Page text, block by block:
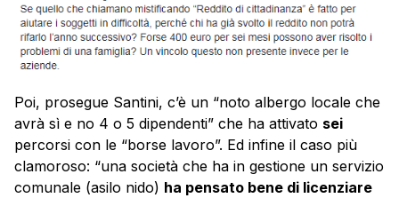
Poi, prosegue Santini, c’è un “noto albergo locale che
avrà sì e no 4 o 5 dipendenti” che ha attivato sei
percorsi con le “borse lavoro”. Ed infine il caso più
clamoroso: “una società che ha in gestione un servizio
comunale (asilo nido) ha pensato bene di licenziare